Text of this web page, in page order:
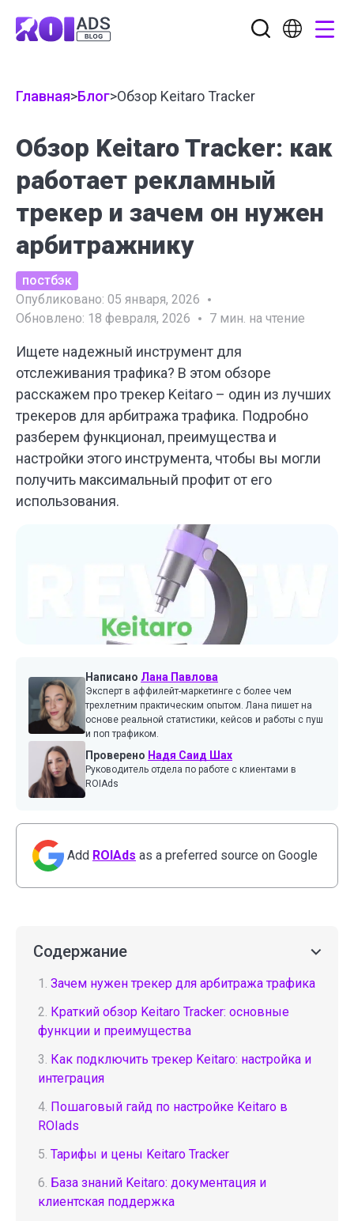
Главная>Блог>Обзор Keitaro Tracker
Обзор Keitaro Tracker: как
работает рекламный
трекер и зачем он нужен
арбитражнику
постбэк
Опубликовано: 05 января, 2026
Обновлено: 18 февраля, 2026 7 мин. на чтение
Ищете надежный инструмент для
отслеживания трафика? В этом обзоре
расскажем про трекер Keitaro – один из лучших
трекеров для арбитража трафика. Подробно
разберем функционал, преимущества и
настройки этого инструмента, чтобы вы могли
получить максимальный профит от его
использования.
Написано Лана Павлова
Эксперт в аффилейт-маркетинге с более чем
трехлетним практическим опытом. Лана пишет на
основе реальной статистики, кейсов и работы с пуш
и поп трафиком.
Проверено Надя Саид Шах
Руководитель отдела по работе с клиентами в
ROIAds
Add ROIAds as a preferred source on Google
Содержание
1. Зачем нужен трекер для арбитража трафика
2. Краткий обзор Keitaro Tracker: основные
функции и преимущества
3. Как подключить трекер Keitaro: настройка и
интеграция
4. Пошаговый гайд по настройке Keitaro в
ROIads
5. Тарифы и цены Keitaro Tracker
6. База знаний Keitaro: документация и
клиентская поддержка